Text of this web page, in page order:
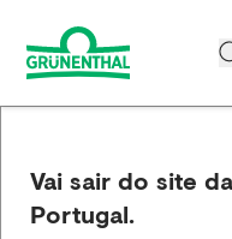
Vai sair do site
Portugal.